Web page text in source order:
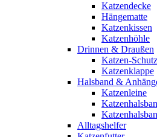
Katzendecke
Hängematte
Katzenkissen
Katzenhöhle
Drinnen & Draußen
Katzen-
Katzenklappe
Halsband &
Katzenleine
Alltagshelfer